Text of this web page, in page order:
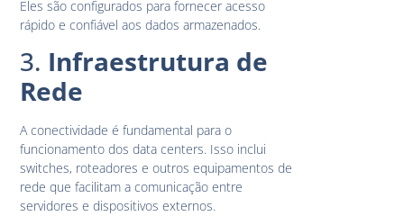
Eles são configurados para fornecer acesso
rápido e confiável aos dados armazenados.
3. Infraestrutura de
Rede
A conectividade é fundamental para o
funcionamento dos data centers. Isso inclui
switches, roteadores e outros equipamentos de
rede que facilitam a comunicação entre
servidores e dispositivos externos.